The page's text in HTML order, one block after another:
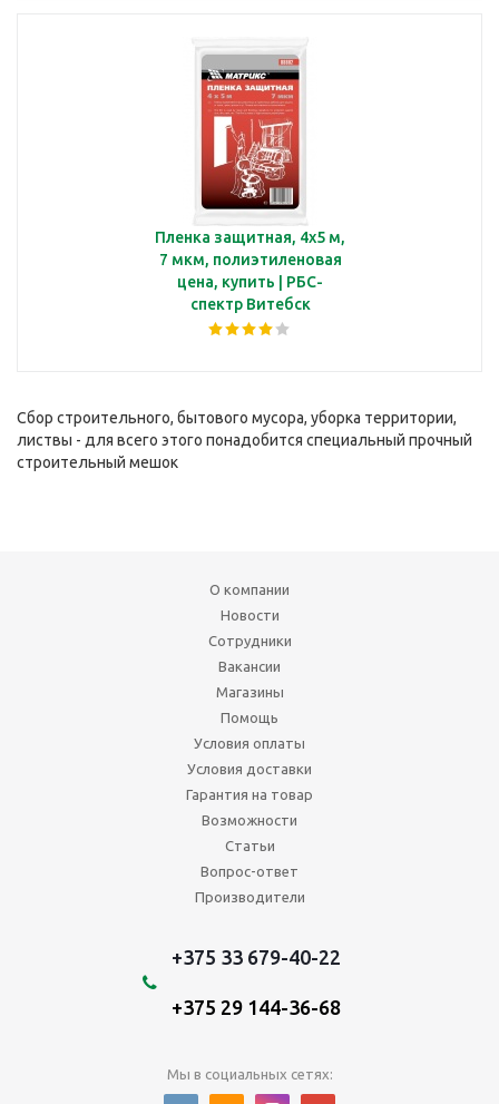
Пленка защитная, 4х5 м,
7 мкм, полиэтиленовая
цена, купить | РБС-
спектр Витебск
Сбор строительного, бытового мусора, уборка территории,
листвы - для всего этого понадобится специальный прочный
строительный мешок
О компании
Новости
Сотрудники
Вакансии
Магазины
Помощь
Условия оплаты
Условия доставки
Гарантия на товар
Возможности
Статьи
Вопрос-ответ
Производители
+375 33 679-40-22
+375 29 144-36-68
Мы в социальных сетях: